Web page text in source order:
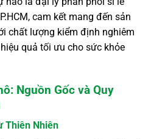
cam kết mang đến sản
chất lượng kiểm định nghiêm
quả tối ưu cho sức khỏe
Nguồn Gốc và Quy
Thiên Nhiên